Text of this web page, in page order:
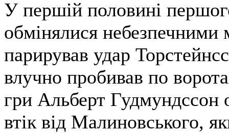
У першій половині
обмінялися
парирував удар
влучно пробивав по
гри Альберт Гудмундссон
втік від Малиновського,